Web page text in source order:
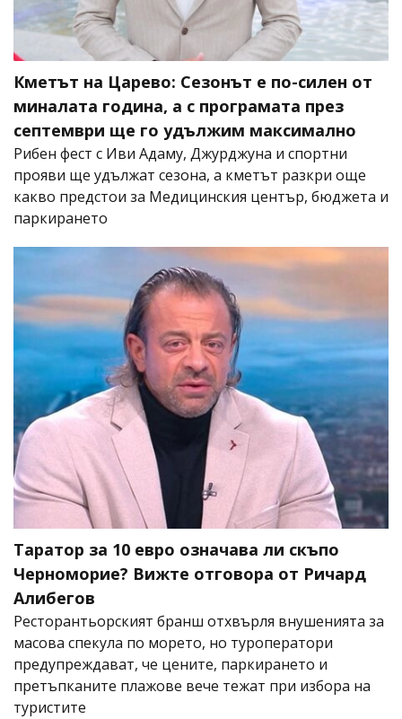
Кметът на Царево: Сезонът е по-силен от
миналата година, а с програмата през
септември ще го удължим максимално
Рибен фест с Иви Адаму, Джурджуна и спортни
прояви ще удължат сезона, а кметът разкри още
какво предстои за Медицинския център, бюджета и
паркирането
Таратор за 10 евро означава ли скъпо
Черноморие? Вижте отговора от Ричард
Алибегов
Ресторантьорският бранш отхвърля внушенията за
масова спекула по морето, но туроператори
предупреждават, че цените, паркирането и
претъпканите плажове вече тежат при избора на
туристите